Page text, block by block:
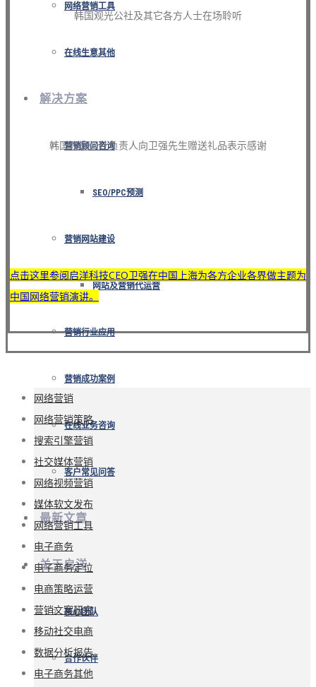
网络营销工具
在线生意其他
解决方案
营销顾问咨询
SEO/PPC预测
营销网站建设
网站及营销代运营
营销行业应用
营销成功案例
在线业务咨询
客户常见问答
最新文章
关于启洋
核心团队
合作伙伴
韩国观光公社及其它各方人士在场聆听
韩国观光公社负责人向卫强先生赠送礼品表示感谢
点击这里参阅启洋科技CEO卫强在中国上海为各方企业各界做主题为
中国网络营销演讲。
网络营销
网络营销策略
搜索引擎营销
社交媒体营销
网络视频营销
媒体软文发布
网络营销工具
电子商务
电子商务定位
电商策略运营
营销文案研究
移动社交电商
数据分析报告
电子商务其他